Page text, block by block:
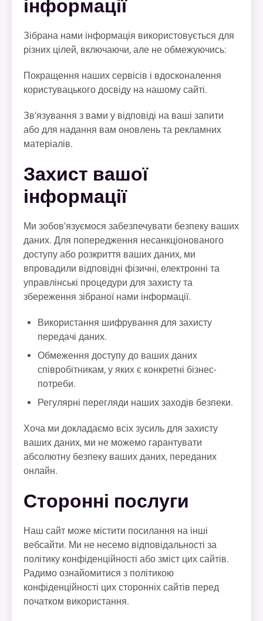
інформації
Зібрана нами інформація використовується для
різних цілей, включаючи, але не обмежуючись:
Покращення наших сервісів і вдосконалення
користувацького досвіду на нашому сайті.
Зв'язування з вами у відповіді на ваші запити
або для надання вам оновлень та рекламних
матеріалів.
Захист вашої
інформації
Ми зобов'язуємося забезпечувати безпеку ваших
даних. Для попередження несанкціонованого
доступу або розкриття ваших даних, ми
впровадили відповідні фізичні, електронні та
управлінські процедури для захисту та
збереження зібраної нами інформації.
Використання шифрування для захисту
передачі даних.
Обмеження доступу до ваших даних
співробітникам, у яких є конкретні бізнес-
потреби.
Регулярні перегляди наших заходів безпеки.
Хоча ми докладаємо всіх зусиль для захисту
ваших даних, ми не можемо гарантувати
абсолютну безпеку ваших даних, переданих
онлайн.
Сторонні послуги
Наш сайт може містити посилання на інші
вебсайти. Ми не несемо відповідальності за
політику конфіденційності або зміст цих сайтів.
Радимо ознайомитися з політикою
конфіденційності цих сторонніх сайтів перед
початком використання.